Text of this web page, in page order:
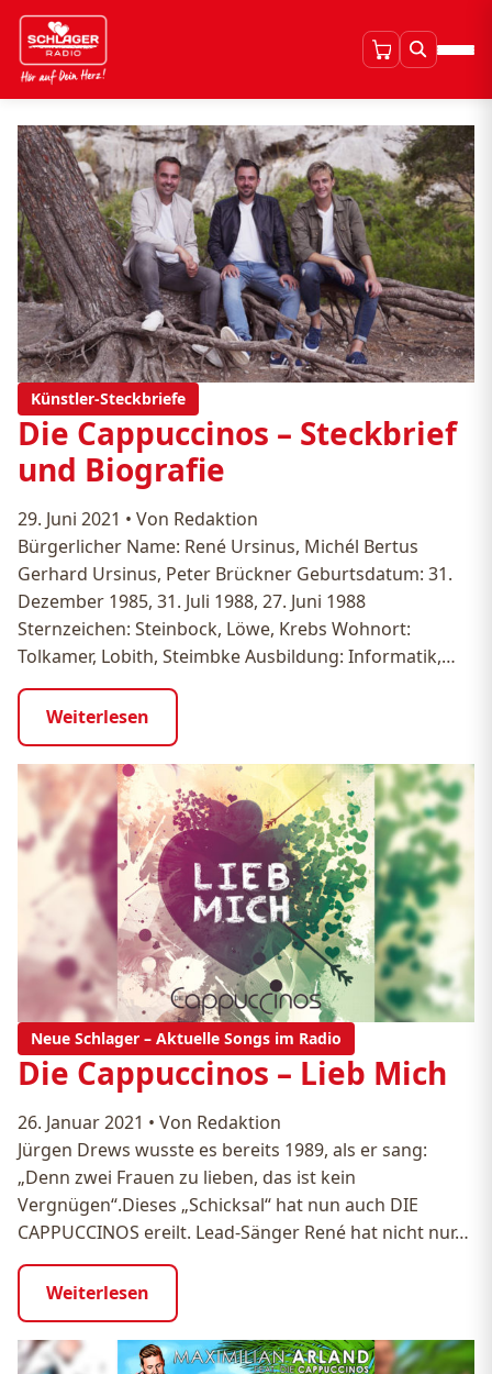
Künstler-Steckbriefe
Die Cappuccinos – Steckbrief
und Biografie
29. Juni 2021 • Von Redaktion
Bürgerlicher Name: René Ursinus, Michél Bertus
Gerhard Ursinus, Peter Brückner Geburtsdatum: 31.
Dezember 1985, 31. Juli 1988, 27. Juni 1988
Sternzeichen: Steinbock, Löwe, Krebs Wohnort:
Tolkamer, Lobith, Steimbke Ausbildung: Informatik,…
Weiterlesen
Neue Schlager – Aktuelle Songs im Radio
Die Cappuccinos – Lieb Mich
26. Januar 2021 • Von Redaktion
Jürgen Drews wusste es bereits 1989, als er sang:
„Denn zwei Frauen zu lieben, das ist kein
Vergnügen“.Dieses „Schicksal“ hat nun auch DIE
CAPPUCCINOS ereilt. Lead-Sänger René hat nicht nur…
Weiterlesen